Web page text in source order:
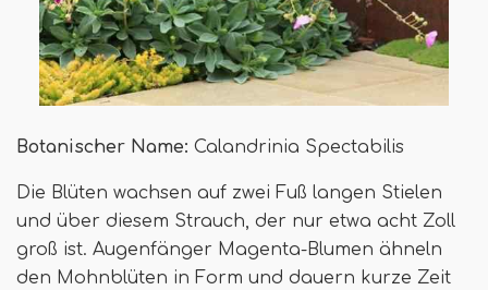
Botanischer Name: Calandrinia Spectabilis
Die Blüten wachsen auf zwei Fuß langen Stielen
und über diesem Strauch, der nur etwa acht Zoll
groß ist. Augenfänger Magenta-Blumen ähneln
den Mohnblüten in Form und dauern kurze Zeit